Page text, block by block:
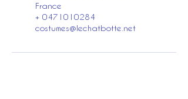
France
+ 0471010284
costumes@lechatbotte.net